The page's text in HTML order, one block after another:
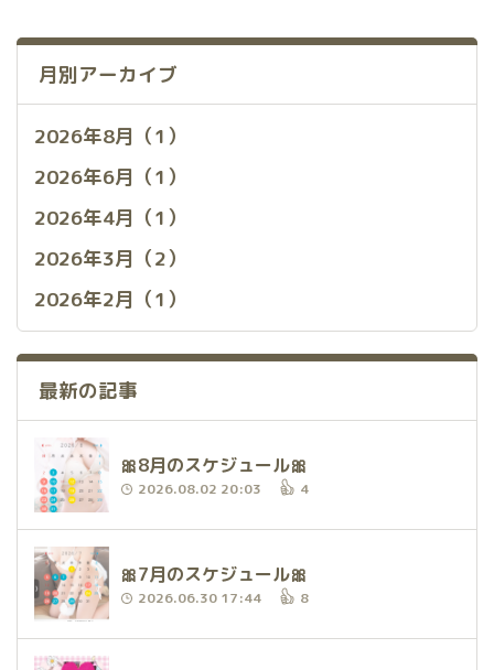
月別アーカイブ
2026年8月（1）
2026年6月（1）
2026年4月（1）
2026年3月（2）
2026年2月（1）
最新の記事
🎀8月のスケジュール🎀
2026.08.02 20:03 4
🎀7月のスケジュール🎀
2026.06.30 17:44 8